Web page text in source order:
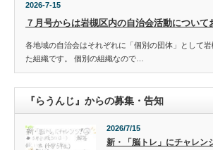
2026-7-15
７月号からは岩槻区内の自治会活動について
各地域の自治会はそれぞれに「個別の団体」として
た組織です。 個別の組織なので…
『らうんじ』からの募集・告知
2026/7/15
新・「脳トレ」にチャレ